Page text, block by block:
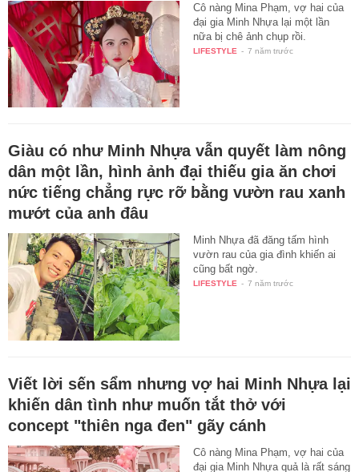
Cô nàng Mina Phạm, vợ hai của
đại gia Minh Nhựa lại một lần
nữa bị chê ảnh chụp rồi.
LIFESTYLE - 7 năm trước
Giàu có như Minh Nhựa vẫn quyết làm nông
dân một lần, hình ảnh đại thiếu gia ăn chơi
nức tiếng chẳng rực rỡ bằng vườn rau xanh
mướt của anh đâu
Minh Nhựa đã đăng tấm hình
vườn rau của gia đình khiến ai
cũng bất ngờ.
LIFESTYLE - 7 năm trước
Viết lời sến sẩm nhưng vợ hai Minh Nhựa lại
khiến dân tình như muốn tắt thở với
concept "thiên nga đen" gãy cánh
Cô nàng Mina Phạm, vợ hai của
đại gia Minh Nhựa quả là rất sáng